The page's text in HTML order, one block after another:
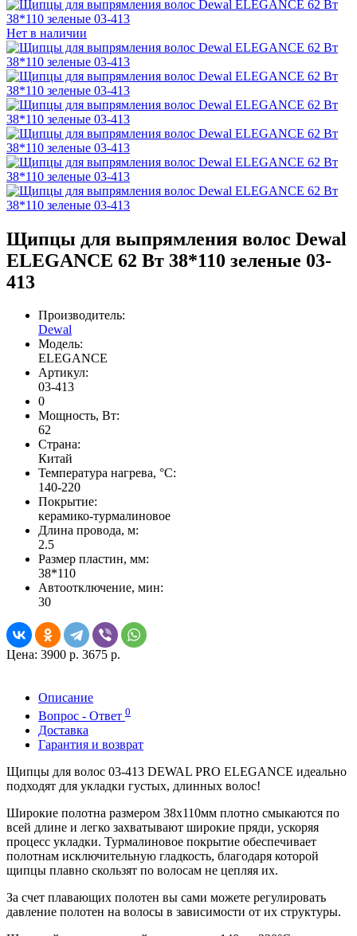
Нет в наличии
Щипцы для выпрямления волос Dewal
ELEGANCE 62 Вт 38*110 зеленые 03-
413
Производитель:
Dewal
Модель:
ELEGANCE
Артикул:
03-413
0
Мощность, Вт:
62
Страна:
Китай
Температура нагрева, °С:
140-220
Покрытие:
керамико-турмалиновое
Длина провода, м:
2.5
Размер пластин, мм:
38*110
Автоотключение, мин:
30
Цена: 3900 р. 3675 р.
Описание
Вопрос - Ответ 0
Доставка
Гарантия и возврат
Щипцы для волос 03-413 DEWAL PRO ELEGANCE идеально
подходят для укладки густых, длинных волос!
Широкие полотна размером 38х110мм плотно смыкаются по
всей длине и легко захватывают широкие пряди, ускоряя
процесс укладки. Турмалиновое покрытие обеспечивает
полотнам исключительную гладкость, благодаря которой
щипцы плавно скользят по волосам не цепляя их.
За счет плавающих полотен вы сами можете регулировать
давление полотен на волосы в зависимости от их структуры.